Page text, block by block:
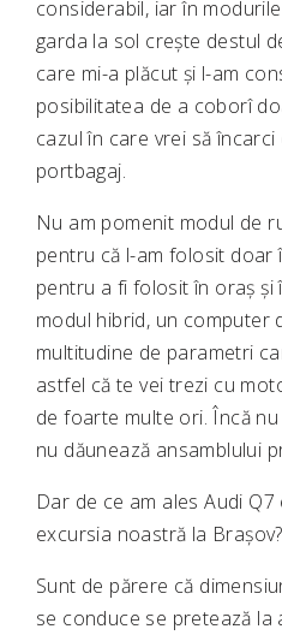
considerabil, iar în
garda la sol crește destul
care mi-a plăcut și l-am
posibilitatea de a coborî
cazul în care vrei să
portbagaj.
Nu am pomenit modul de
pentru că l-am folosit doar
pentru a fi folosit în oraș și
modul hibrid, un computer
multitudine de parametri
astfel că te vei trezi cu
de foarte multe ori. Încă
nu dăunează ansamblului
Dar de ce am ales Audi
excursia noastră la Brașov?
Sunt de părere că
se conduce se pretează la